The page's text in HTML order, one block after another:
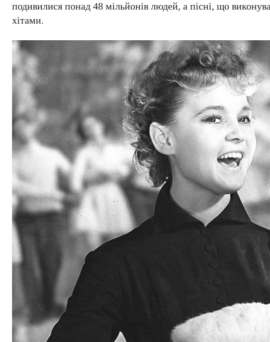
подивилися понад 48 мільйонів людей, а пісні, що
хітами.